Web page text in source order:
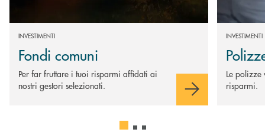
INVESTIMENTI
Fondi comuni
Per far fruttare i tuoi risparmi affidati ai
nostri gestori selezionati.
INVESTIMENTI
Le polizze
risparmi.